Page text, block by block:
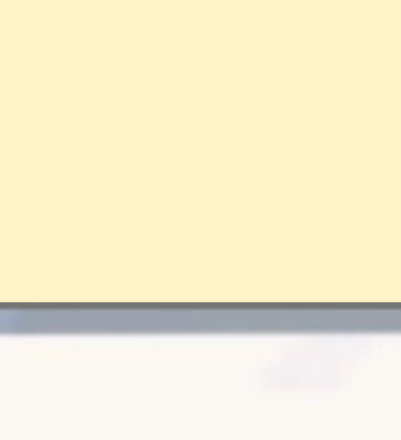
Đang mởhttps://erci.edu.vn/dong-dao-gia-dinh